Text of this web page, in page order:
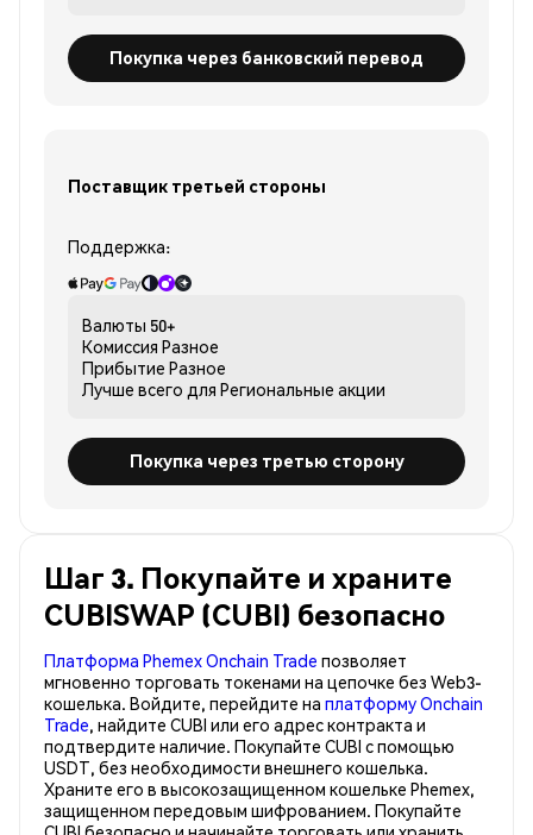
Покупка через банковский перевод
Поставщик третьей стороны
Поддержка:
Валюты 50+
Комиссия Разное
Прибытие Разное
Лучше всего для Региональные акции
Покупка через третью сторону
Шаг 3. Покупайте и храните
CUBISWAP (CUBI) безопасно
Платформа Phemex Onchain Trade позволяет
мгновенно торговать токенами на цепочке без Web3-
кошелька. Войдите, перейдите на платформу Onchain
Trade, найдите CUBI или его адрес контракта и
подтвердите наличие. Покупайте CUBI с помощью
USDT, без необходимости внешнего кошелька.
Храните его в высокозащищенном кошельке Phemex,
защищенном передовым шифрованием. Покупайте